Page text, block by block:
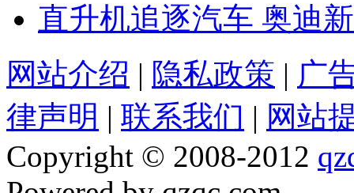
直升机追逐汽车 奥迪
网站介绍 | 隐私政策 | 广
律声明 | 联系我们 | 网站
Copyright © 2008-2012